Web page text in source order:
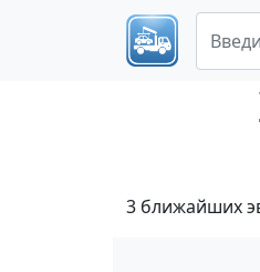
3 ближайших